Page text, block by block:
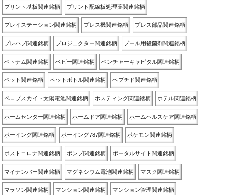
プリント基板関連銘柄 プリント配線板処理薬関連銘柄
プレイステーション関連銘柄 プレス機関連銘柄 プレス部品関連銘柄
プレハブ関連銘柄 プロジェクター関連銘柄 プール用殺菌剤関連銘柄
ベトナム関連銘柄 ベビー関連銘柄 ベンチャーキャピタル関連銘柄
ペット関連銘柄 ペットボトル関連銘柄 ペプチド関連銘柄
ペロブスカイト太陽電池関連銘柄 ホスティング関連銘柄 ホテル関連銘柄
ホームセンター関連銘柄 ホームドア関連銘柄 ホームヘルスケア関連銘柄
ボーイング関連銘柄 ボーイング787関連銘柄 ポケモン関連銘柄
ポストコロナ関連銘柄 ポンプ関連銘柄 ポータルサイト関連銘柄
マイナンバー関連銘柄 マグネシウム電池関連銘柄 マスク関連銘柄
マラソン関連銘柄 マンション関連銘柄 マンション管理関連銘柄